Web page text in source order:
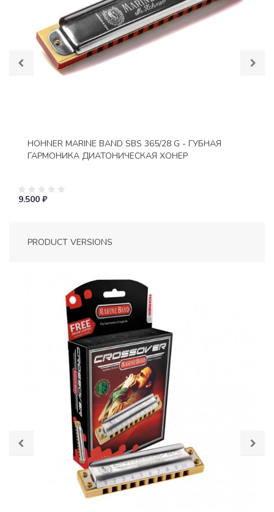
HOHNER MARINE BAND SBS 365/28 G - ГУБНАЯ
ГАРМОНИКА ДИАТОНИЧЕСКАЯ ХОНЕР
9.500 ₽
PRODUCT VERSIONS